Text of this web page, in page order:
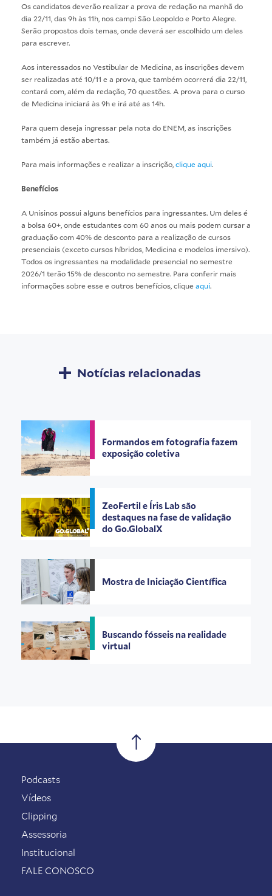
Os candidatos deverão realizar a prova de redação na manhã do
dia 22/11, das 9h às 11h, nos campi São Leopoldo e Porto Alegre.
Serão propostos dois temas, onde deverá ser escolhido um deles
para escrever.
Aos interessados no Vestibular de Medicina, as inscrições devem
ser realizadas até 10/11 e a prova, que também ocorrerá dia 22/11,
contará com, além da redação, 70 questões. A prova para o curso
de Medicina iniciará às 9h e irá até as 14h.
Para quem deseja ingressar pela nota do ENEM, as inscrições
também já estão abertas.
Para mais informações e realizar a inscrição, clique aqui.
Benefícios
A Unisinos possui alguns benefícios para ingressantes. Um deles é
a bolsa 60+, onde estudantes com 60 anos ou mais podem cursar a
graduação com 40% de desconto para a realização de cursos
presenciais (exceto cursos híbridos, Medicina e modelos imersivo).
Todos os ingressantes na modalidade presencial no semestre
2026/1 terão 15% de desconto no semestre. Para conferir mais
informações sobre esse e outros benefícios, clique aqui.
Notícias relacionadas
Formandos em fotografia fazem
exposição coletiva
ZeoFertil e Íris Lab são
destaques na fase de validação
do Go.GlobalX
Mostra de Iniciação Científica
Buscando fósseis na realidade
virtual
Podcasts
Vídeos
Clipping
Assessoria
Institucional
FALE CONOSCO